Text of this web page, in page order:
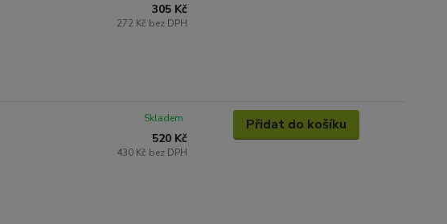
305 Kč
272 Kč bez DPH
520 Kč
430 Kč bez DPH
Skladem Přidat do košíku